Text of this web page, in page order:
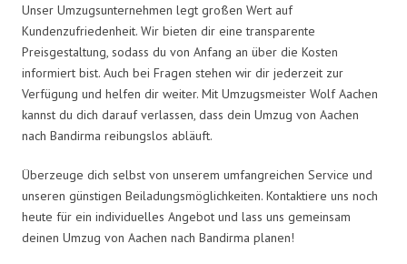
Unser Umzugsunternehmen legt großen Wert auf
Kundenzufriedenheit. Wir bieten dir eine transparente
Preisgestaltung, sodass du von Anfang an über die Kosten
informiert bist. Auch bei Fragen stehen wir dir jederzeit zur
Verfügung und helfen dir weiter. Mit Umzugsmeister Wolf Aachen
kannst du dich darauf verlassen, dass dein Umzug von Aachen
nach Bandirma reibungslos abläuft.
Überzeuge dich selbst von unserem umfangreichen Service und
unseren günstigen Beiladungsmöglichkeiten. Kontaktiere uns noch
heute für ein individuelles Angebot und lass uns gemeinsam
deinen Umzug von Aachen nach Bandirma planen!